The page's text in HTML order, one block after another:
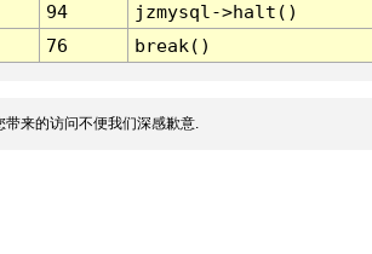
94
jzmysql->halt()
76 break()
来的访问不便我们深感歉意.